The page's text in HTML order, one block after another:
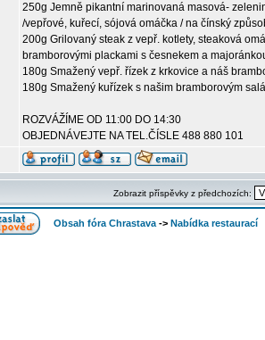
250g Jemně pikantní marinovaná masová-
/vepřové, kuřecí, sójová omáčka / na čínský
200g Grilovaný steak z vepř. kotlety, steaková
bramborovými plackami s česnekem a
180g Smažený vepř. řízek z krkovice a náš
180g Smažený kuřízek s našim bramborovým
ROZVÁŽÍME OD 11:00 DO 14:30
OBJEDNÁVEJTE NA TEL.ČÍSLE 488 880 101
Zobrazit příspěvky z předchozích:
Obsah fóra Chrastava -> Nabídka restaurací